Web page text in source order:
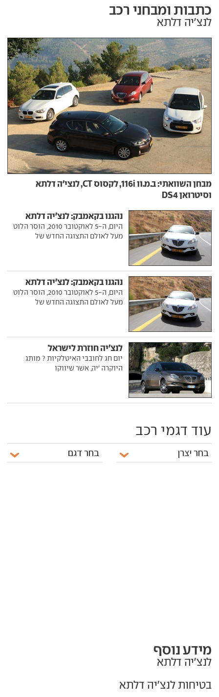
כתבות ומבחני רכב
לנצ'יה דלתא
מבחן השוואתי: ב.מ.וו 116i, לקסוס CT, לנצי'ה דלתא
וסיטרואן DS4
נהגנו בקאמבק: לנצ'יה דלתא
היום, ה-5 לאוקטובר 2010, הוסר הלוט
מעל לאולם התצוגה החדש של
נהגנו בקאמבק: לנצ'יה דלתא
היום, ה-5 לאוקטובר 2010, הוסר הלוט
מעל לאולם התצוגה החדש של
לנצ'יה חוזרת לישראל
יום חג לחובבי האיטלקיות ? מותג
היוקרה 'יה, אשר שיווקו
עוד דגמי רכב
מידע נוסף
לנצ'יה דלתא
בטיחות לנצ'יה דלתא